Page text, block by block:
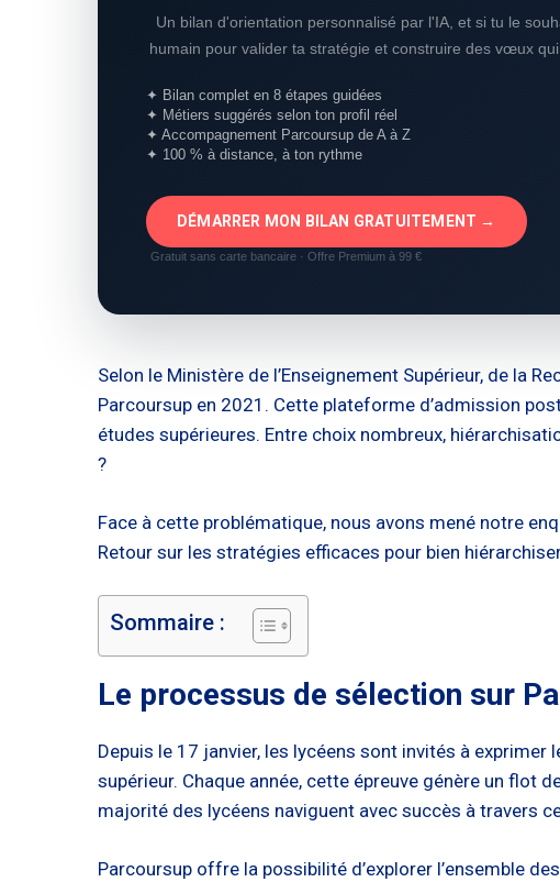
Un bilan d'orientation personnalisé par l'IA, et si tu le
humain pour valider ta stratégie et construire des vœux qui
✦ Bilan complet en 8 étapes guidées
✦ Métiers suggérés selon ton profil réel
✦ Accompagnement Parcoursup de A à Z
✦ 100 % à distance, à ton rythme
DÉMARRER MON BILAN GRATUITEMENT →
Gratuit sans carte bancaire · Offre Premium à 99 €
Selon le Ministère de l’Enseignement Supérieur, de la
Parcoursup en 2021. Cette plateforme d’admission
études supérieures. Entre choix nombreux,
?
Face à cette problématique, nous avons mené notre
Retour sur les stratégies efficaces pour bien
Sommaire :
Le processus de sélection sur
Depuis le 17 janvier, les lycéens sont invités à exprimer
supérieur. Chaque année, cette épreuve génère un flot
majorité des lycéens naviguent avec succès à travers
Parcoursup offre la possibilité d’explorer l’ensemble